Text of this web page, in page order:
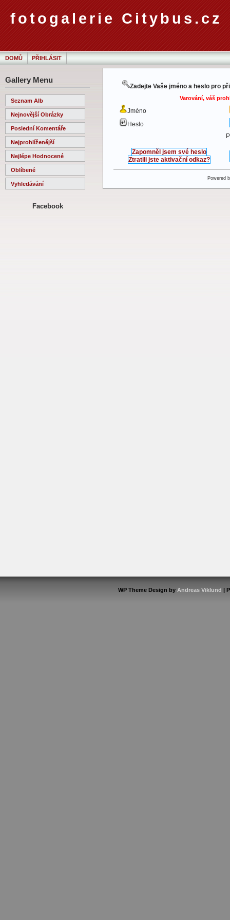
fotogalerie Citybus.cz
DOMŮ PŘIHLÁSIT
Gallery Menu
Seznam Alb
Nejnovější Obrázky
Poslední Komentáře
Nejprohlíženější
Nejlépe Hodnocené
Oblíbené
Vyhledávání
Facebook
Zadejte Vaše jméno a heslo pro
Varování, váš
Jméno
Heslo
Zapomněl jsem své heslo
Ztratili jste aktivační odkaz?
Powered
WP Theme Design by Andreas Viklund |